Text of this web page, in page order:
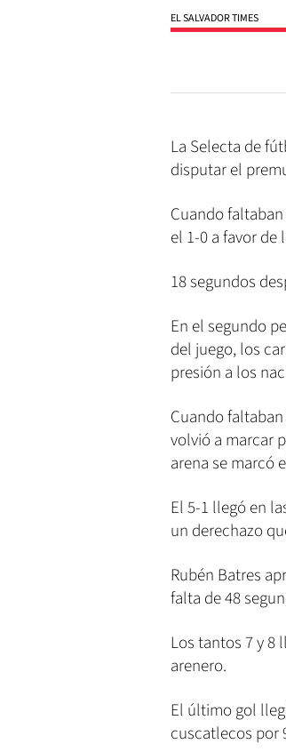
EL SALVADOR TIMES
La Selecta de
disputar el
Cuando
el 1-0 a favor de
18 segundos
En el segundo
del juego, los
presión a los
Cuando
volvió a marcar
arena se marcó
El 5-1 llegó en
un derechazo
Rubén Batres
falta de 48
Los tantos 7 y 8
arenero.
El último gol
cuscatlecos por